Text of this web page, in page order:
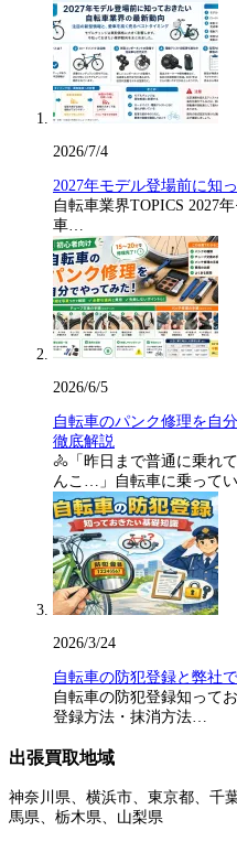
2026/7/4
2027年モデル登場前に知
自転車業界TOPICS 2027
車…
2026/6/5
自転車のパンク修理を自
徹底解説
🚴「昨日まで普通に乗れ
んこ…」自転車に乗って
2026/3/24
自転車の防犯登録と弊社
自転車の防犯登録知って
登録方法・抹消方法…
出張買取地域
神奈川県、横浜市、東京都、千
馬県、栃木県、山梨県